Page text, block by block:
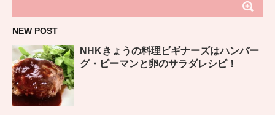
NEW POST
NHKきょうの料理ビギナーズはハンバー
グ・ピーマンと卵のサラダレシピ！